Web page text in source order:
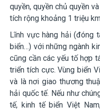
quyền, quyền chủ quyền
tích rộng khoảng 1 triệu
Lĩnh vực hàng hải (đóng
biển…) với những ngành
cũng cần các yếu tố hợp
triển tích cực. Vùng biển
và là nơi giao thương
hải quốc tế. Nếu như
tế, kinh tế biển Việt